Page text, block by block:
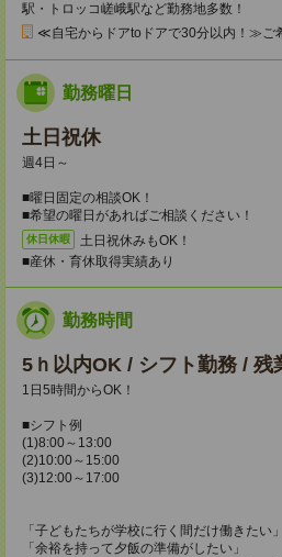
駅・トロッコ嵯峨駅など勤務地多数！
≪自宅からドアtoドアで30分以内！≫ご
勤務曜日
土日祝休
週4日～
■曜日固定の相談OK！
■希望の曜日があればご相談ください！
休日休暇
土日祝休みもOK！
■産休・育休取得実績あり
勤務時間
5ｈ以内OK / シフト勤務 / 残
1日5時間からOK！
■シフト例
(1)8:00～13:00
(2)10:00～15:00
(3)12:00～17:00
「子どもたちが学校に行く間だけ働きたい」
「余裕を持って夕飯の準備がしたい」